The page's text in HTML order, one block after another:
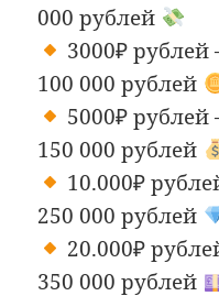
000 рублей
3000₽
100 000 рублей
5000₽
150 000 рублей
10.000₽
250 000 рублей
20.000₽
350 000 рублей